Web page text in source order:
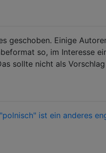
geschoben. Einige
so, im Interesse
sollte nicht als
"polnisch" ist ein anderes